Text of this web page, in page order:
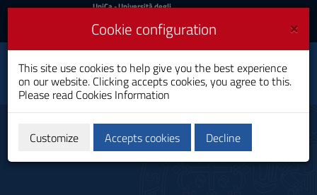
Skip
Content
to
UniCa
Login
UniCa- Università degli
Login UniCA News
Toggle
navigation
Environmental
Engineering for
Sustainable
Development
Master's Degree
Programme regulations
×
Cookie configuration
This site use cookies to help give you the best experience
on our website. Clicking accepts cookies, you agree to this.
Please read Cookies Information
Customize Accepts cookies Decline